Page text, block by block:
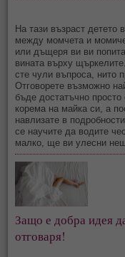
На тази възраст детето
между момчета и
или дъщеря ви ви
вината върху
сте чули въпроса, нито
Отговорете възможно
бъде достатъчно
корема на майка си, а
навлизате в
се научите да водите
малко, ще ви улесни
Защо е добра идея
отговаря!